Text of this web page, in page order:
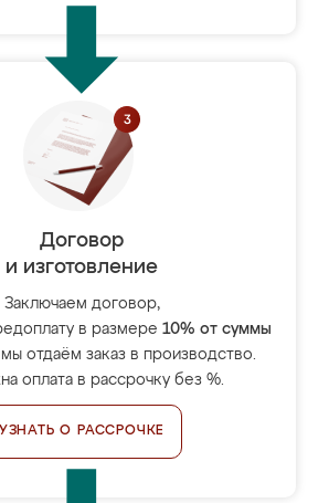
Договор
и изготовление
Заключаем договор,
в размере 10% от суммы
отдаём заказ в производство.
оплата в рассрочку без %.
УЗНАТЬ О РАССРОЧКЕ